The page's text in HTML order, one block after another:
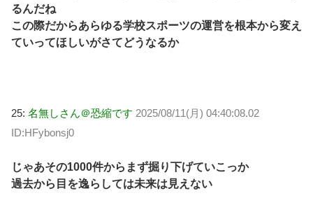
るんだね
この際だからあらゆる学校スポーツの運営を根本から変え
ていってほしいがさてどうなるか
25: 名無しさん＠恐縮です 2025/08/11(月) 04:40:08.02
ID:HFybonsj0
じゃあその1000件からまず掘り下げていこっか
過去から目を逸らしては未来は見えない